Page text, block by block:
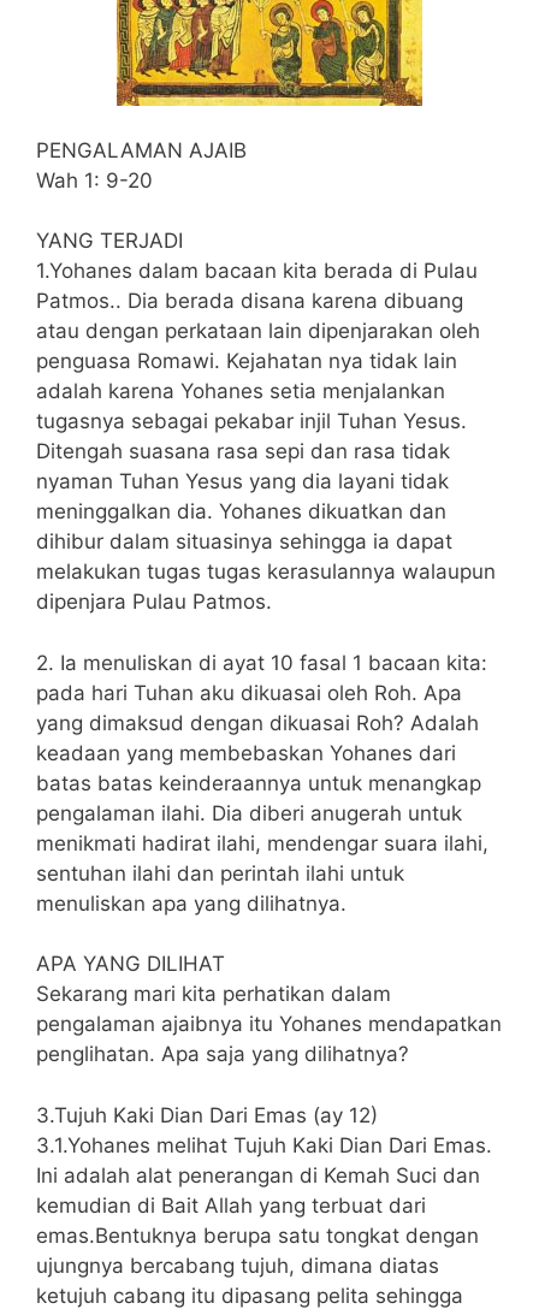
PENGALAMAN AJAIB
Wah 1: 9-20
YANG TERJADI
1.Yohanes dalam bacaan kita berada di Pulau
Patmos.. Dia berada disana karena dibuang
atau dengan perkataan lain dipenjarakan oleh
penguasa Romawi. Kejahatan nya tidak lain
adalah karena Yohanes setia menjalankan
tugasnya sebagai pekabar injil Tuhan Yesus.
Ditengah suasana rasa sepi dan rasa tidak
nyaman Tuhan Yesus yang dia layani tidak
meninggalkan dia. Yohanes dikuatkan dan
dihibur dalam situasinya sehingga ia dapat
melakukan tugas tugas kerasulannya walaupun
dipenjara Pulau Patmos.
2. Ia menuliskan di ayat 10 fasal 1 bacaan kita:
pada hari Tuhan aku dikuasai oleh Roh. Apa
yang dimaksud dengan dikuasai Roh? Adalah
keadaan yang membebaskan Yohanes dari
batas batas keinderaannya untuk menangkap
pengalaman ilahi. Dia diberi anugerah untuk
menikmati hadirat ilahi, mendengar suara ilahi,
sentuhan ilahi dan perintah ilahi untuk
menuliskan apa yang dilihatnya.
APA YANG DILIHAT
Sekarang mari kita perhatikan dalam
pengalaman ajaibnya itu Yohanes mendapatkan
penglihatan. Apa saja yang dilihatnya?
3.Tujuh Kaki Dian Dari Emas (ay 12)
3.1.Yohanes melihat Tujuh Kaki Dian Dari Emas.
Ini adalah alat penerangan di Kemah Suci dan
kemudian di Bait Allah yang terbuat dari
emas.Bentuknya berupa satu tongkat dengan
ujungnya bercabang tujuh, dimana diatas
ketujuh cabang itu dipasang pelita sehingga